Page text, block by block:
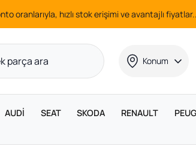
oranlarıyla, hızlı stok erişimi ve avantajlı
Konum
AUDİ SEAT SKODA RENAULT